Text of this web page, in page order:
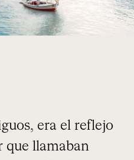
era el reflejo
que llamaban